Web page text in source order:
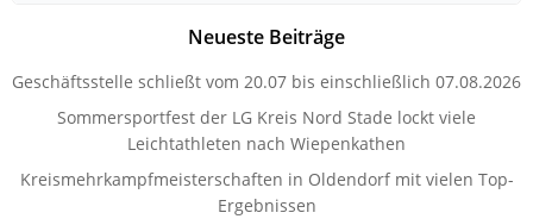
Neueste Beiträge
Geschäftsstelle schließt vom 20.07 bis einschließlich 07.08.2026
Sommersportfest der LG Kreis Nord Stade lockt viele
Leichtathleten nach Wiepenkathen
Kreismehrkampfmeisterschaften in Oldendorf mit vielen Top-
Ergebnissen